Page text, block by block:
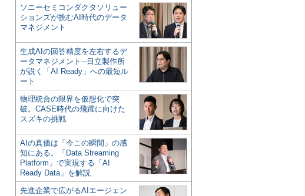
ソニーセミコンダクタソリュー
ションズが挑むAI時代のデータ
マネジメント
生成AIの回答精度を左右するデ
ータマネジメント─日立製作所
が説く「AI Ready」への最短ル
ート
物理統合の限界を仮想化で突
破。CASE時代の飛躍に向けた
スズキの挑戦
AIの真価は「今この瞬間」の感
知にある。「Data Streaming
Platform」で実現する「AI
Ready Data」を解説
先進企業で広がるAIエージェン